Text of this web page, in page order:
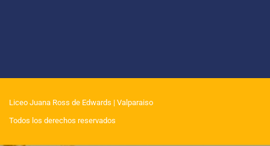
Liceo Juana Ross de Edwards | Valparaiso
Todos los derechos reservados